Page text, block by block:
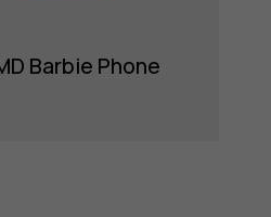
Barbie Phone